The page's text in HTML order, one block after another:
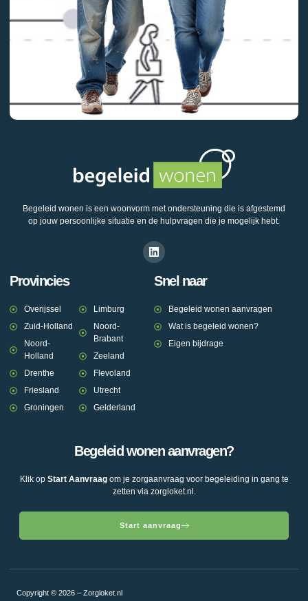
Begeleid wonen is een woonvorm met ondersteuning die is afgestemd
op jouw persoonlijke situatie en de hulpvragen die je mogelijk hebt.
Provincies
Overijssel
Zuid-Holland
Noord-
Holland
Drenthe
Friesland
Groningen
Limburg
Noord-
Brabant
Zeeland
Flevoland
Utrecht
Gelderland
Snel naar
Begeleid wonen aanvragen
Wat is begeleid wonen?
Eigen bijdrage
Begeleid wonen aanvragen?
Klik op Start Aanvraagom je zorgaanvraag voor begeleiding in gang te
zetten via zorgloket.nl.
Start aanvraag
Copyright © 2026 – Zorgloket.nl